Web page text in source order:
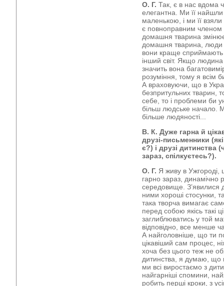
О. Г. Так, є в нас вдома
елегантна. Ми її
маленькою, і ми її взяли
є повноправним членом
домашня тварина
домашня тварина, люди
вони краще сприймають
інший світ. Якщо людина
значить вона
розуміння, тому я всім
А враховуючи, що в
безпритульних тварин,
себе, то і проблеми би
більш людське начало.
більше людяності...
В. К. Дуже гарна й
друзі-письменники
є?) і друзі дитинства
зараз, спілкуєтесь?).
О. Г. Я живу в Ужгороді,
гарно зараз, динамічно
середовище. З’явилися
ними хороші стосунки,
така творча вимагає
перед собою якісь такі
заглиблюватись у той
відповідно, все менше
А найголовніше, що ти
цікавіший сам процес,
хоча без цього теж не
дитинства, я думаю, що
ми всі виростаємо з
найгарніші спомини,
робить перші кроки, з